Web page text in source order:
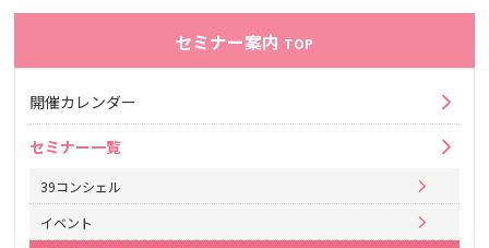
セミナー案内 TOP
開催カレンダー
セミナー一覧
39コンシェル
イベント